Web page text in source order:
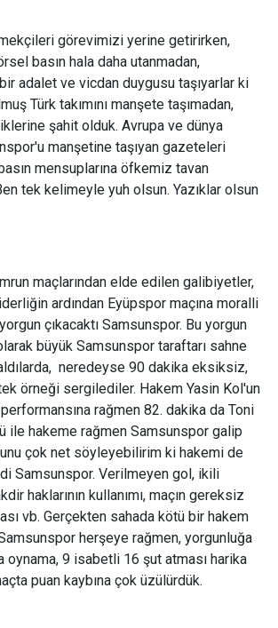
görevimizi yerine getirirken,
basın hala daha utanmadan,
bir adalet ve vicdan duygusu taşıyarlar ki
Türk takımını manşete taşımadan,
şahit olduk. Avrupa ve dünya
manşetine taşıyan gazeteleri
mensuplarına öfkemiz tavan
tek kelimeyle yuh olsun. Yazıklar olsun
maçlarından elde edilen galibiyetler,
ardından Eyüpspor maçına moralli
çıkacaktı Samsunspor. Bu yorgun
büyük Samsunspor taraftarı sahne
aldılarda, neredeyse 90 dakika eksiksiz,
örneği sergilediler. Hakem Yasin Kol'un
rağmen 82. dakika da Toni
ile hakeme rağmen Samsunspor galip
çok net söyleyebilirim ki hakemi de
Samsunspor. Verilmeyen gol, ikili
haklarının kullanımı, maçın gereksiz
vb. Gerçekten sahada kötü bir hakem
herşeye rağmen, yorgunluğa
oynama, 9 isabetli 16 şut atması harika
puan kaybına çok üzülürdük.